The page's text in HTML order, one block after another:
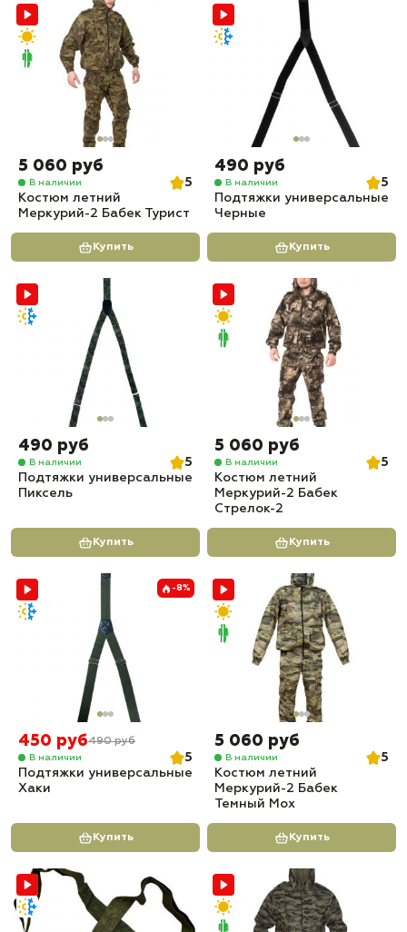
5 060 руб
В наличии
5
Костюм летний
Меркурий-2 Бабек Турист
Купить
490 руб
В наличии
5
Подтяжки универсальные
Черные
Купить
490 руб
В наличии
5
Подтяжки универсальные
Пиксель
Купить
5 060 руб
В наличии
5
Костюм летний
Меркурий-2 Бабек
Стрелок-2
Купить
-8%
450 руб490 руб
В наличии
5
Подтяжки универсальные
Хаки
Купить
5 060 руб
В наличии
5
Костюм летний
Меркурий-2 Бабек
Темный Мох
Купить